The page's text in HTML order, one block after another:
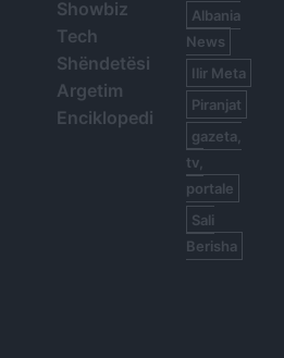
Showbiz
Tech
Shëndetësi
Argetim
Enciklopedi
Albania
News
Ilir Meta
Piranjat
gazeta,
tv,
portale
Sali
Berisha